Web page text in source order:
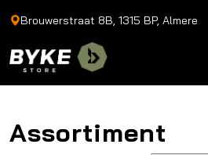
Brouwerstraat 8B, 1315 BP, Almere
Assortiment